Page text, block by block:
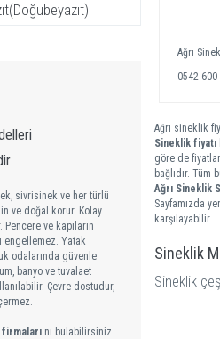
sivrisinek ve her türlü
ve doğal korur. Kolay
Pencere ve kapıların
engellemez. Yatak
odalarında güvenle
banyo ve tuvalaet
Çevre dostudur,
nı bulabilirsiniz.
Ağrı
0542 600
Ağrı sineklik
Sineklik fiyatı
göre de
bağlıdır.
Ağrı Sineklik
Sayfamızda
karşılayabilir.
Sineklik
Sineklik